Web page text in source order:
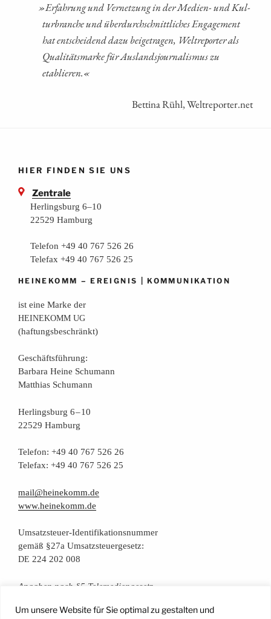
Um unsere Website für Sie optimal zu gestalten und
»Erfah­rung und Ver­net­zung in der Medi­en- und Kul­
tur­bran­che und über­durch­schnitt­li­ches Enga­ge­ment
hat ent­schei­dend dazu bei­getra­gen, Welt­re­por­ter als
Qua­li­täts­mar­ke für Aus­lands­jour­na­lis­mus zu
etablieren.«
Bettina Rühl, Weltreporter.net
HIER FINDEN SIE UNS
Zentrale
Herlingsburg 6–10
22529 Hamburg
Telefon +49 40 767 526 26
Telefax +49 40 767 526 25
HEINEKOMM –EREIGNIS |KOMMUNIKATION
ist eine Mar­ke der
HEINEKOMM UG
(haf­tungs­be­schränkt)
Geschäfts­füh­rung:
Bar­ba­ra Hei­ne Schumann
Mat­thi­as Schumann
Her­lings­burg 6 – 10
22529 Hamburg
Tele­fon: +49 40 767 526 26
Tele­fax: +49 40 767 526 25
mail@heinekomm.de
www.heinekomm.de
Umsatz­steu­er-Iden­ti­fi­ka­ti­ons­num­mer
gemäß §27a Umsatzsteuergesetz:
DE 224 202 008
Anga­ben nach §5 Telemediengesetz
Daten­schutz­er­klä­rung